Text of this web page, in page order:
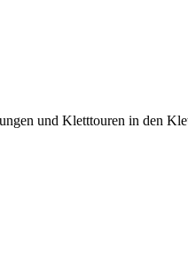
und Kletttouren in den